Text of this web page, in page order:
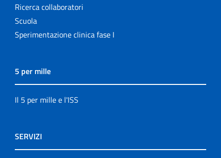
Ricerca collaboratori
Scuola
Sperimentazione clinica fase I
5 per mille
Il 5 per mille e l'ISS
SERVIZI